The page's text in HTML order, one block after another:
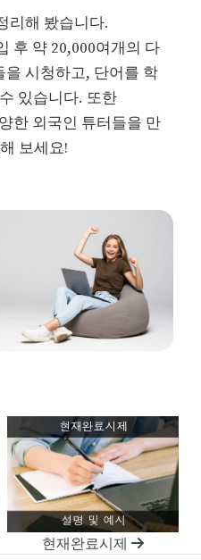
리해 봤습니다.
후 약 20,000여개의 다
시청하고, 단어를 학
있습니다. 또한
한 외국인 튜터들을 만
보세요!
현재완료시제